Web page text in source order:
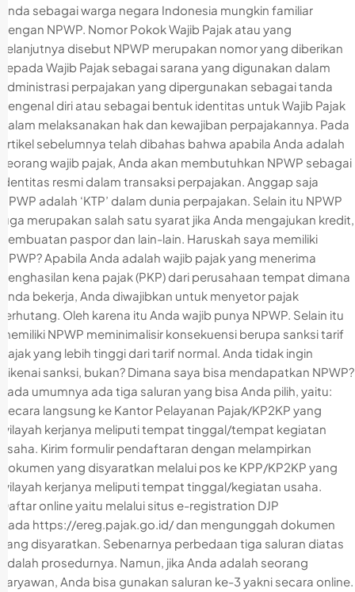
Anda sebagai warga negara Indonesia mungkin familiar
dengan NPWP. Nomor Pokok Wajib Pajak atau yang
selanjutnya disebut NPWP merupakan nomor yang diberikan
kepada Wajib Pajak sebagai sarana yang digunakan dalam
administrasi perpajakan yang dipergunakan sebagai tanda
pengenal diri atau sebagai bentuk identitas untuk Wajib Pajak
dalam melaksanakan hak dan kewajiban perpajakannya. Pada
artikel sebelumnya telah dibahas bahwa apabila Anda adalah
seorang wajib pajak, Anda akan membutuhkan NPWP sebagai
identitas resmi dalam transaksi perpajakan. Anggap saja
NPWP adalah ‘KTP’ dalam dunia perpajakan. Selain itu NPWP
juga merupakan salah satu syarat jika Anda mengajukan kredit,
pembuatan paspor dan lain-lain. Haruskah saya memiliki
NPWP? Apabila Anda adalah wajib pajak yang menerima
penghasilan kena pajak (PKP) dari perusahaan tempat dimana
Anda bekerja, Anda diwajibkan untuk menyetor pajak
terhutang. Oleh karena itu Anda wajib punya NPWP. Selain itu
memiliki NPWP meminimalisir konsekuensi berupa sanksi tarif
pajak yang lebih tinggi dari tarif normal. Anda tidak ingin
dikenai sanksi, bukan? Dimana saya bisa mendapatkan NPWP?
Pada umumnya ada tiga saluran yang bisa Anda pilih, yaitu:
Secara langsung ke Kantor Pelayanan Pajak/KP2KP yang
wilayah kerjanya meliputi tempat tinggal/tempat kegiatan
usaha. Kirim formulir pendaftaran dengan melampirkan
dokumen yang disyaratkan melalui pos ke KPP/KP2KP yang
wilayah kerjanya meliputi tempat tinggal/kegiatan usaha.
Daftar online yaitu melalui situs e-registration DJP
pada https://ereg.pajak.go.id/ dan mengunggah dokumen
yang disyaratkan. Sebenarnya perbedaan tiga saluran diatas
adalah prosedurnya. Namun, jika Anda adalah seorang
karyawan, Anda bisa gunakan saluran ke-3 yakni secara online.